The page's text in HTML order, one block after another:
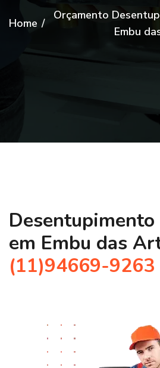
Home /
Orçamento
Embu
Desentupimento
em Embu das
(11)94669-9263